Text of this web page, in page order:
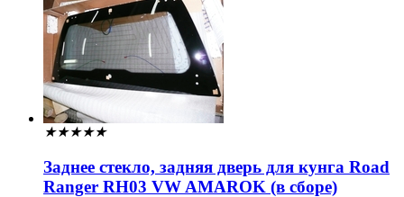
★★★★★
Заднее стекло, задняя дверь для кунга Road
Ranger RH03 VW AMAROK (в сборе)